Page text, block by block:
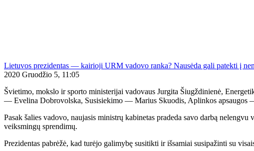
Lietuvos prezidentas — kairioji URM vadovo ranka? Nausėda gali patekti į
2020 Gruodžio 5, 11:05
Švietimo, mokslo ir sporto ministerijai vadovaus Jurgita Šiugždinienė,
— Evelina Dobrovolska, Susisiekimo — Marius Skuodis, Aplinkos apsaugos
Pasak šalies vadovo, naujasis ministrų kabinetas pradeda savo darbą
veiksmingų sprendimų.
Prezidentas pabrėžė, kad turėjo galimybę susitikti ir išsamiai susipažinti su